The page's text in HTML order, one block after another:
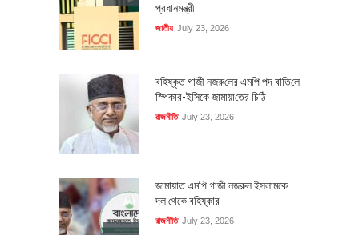
প্রধানমন্ত্রী
জাতীয় July 23, 2026
বহিষ্কৃত গাজী নজরু‌লের এম‌পি পদ বা‌তি‌লে
স্পিকার-ইসিকে জামায়া‌তের চি‌ঠি
রাজনীতি July 23, 2026
জামায়াত এমপি গাজী নজরুল ইসলামকে
দল থেকে বহিষ্কার
রাজনীতি July 23, 2026